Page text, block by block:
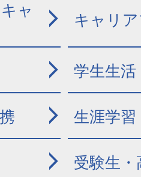
ャ
キャリ
学生生活
生涯学習
受験生